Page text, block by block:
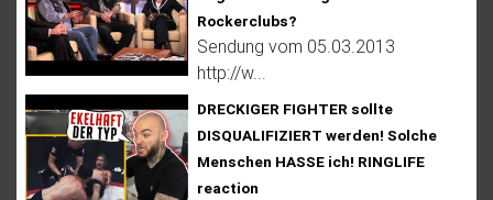
Rockerclubs?
Sendung vom 05.03.2013
http://w...
DRECKIGER FIGHTER sollte
DISQUALIFIZIERT werden! Solche
Menschen HASSE ich! RINGLIFE
reaction